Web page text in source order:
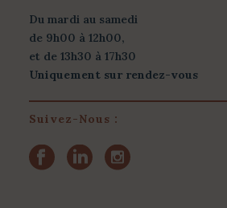
Du mardi au samedi
de 9h00 à 12h00,
et de 13h30 à 17h30
Uniquement sur rendez-vous
Suivez-Nous :